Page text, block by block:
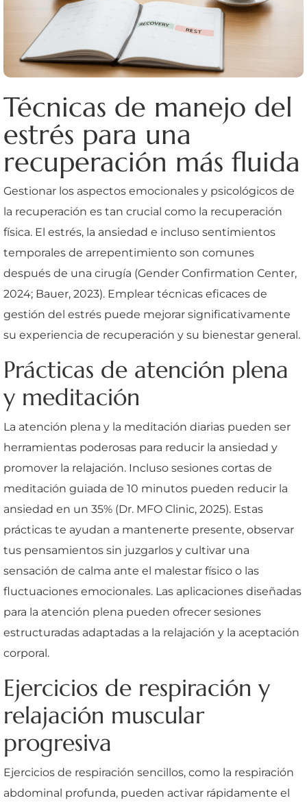
Técnicas de manejo del
estrés para una
recuperación más fluida
Gestionar los aspectos emocionales y psicológicos de
la recuperación es tan crucial como la recuperación
física. El estrés, la ansiedad e incluso sentimientos
temporales de arrepentimiento son comunes
después de una cirugía (Gender Confirmation Center,
2024; Bauer, 2023). Emplear técnicas eficaces de
gestión del estrés puede mejorar significativamente
su experiencia de recuperación y su bienestar general.
Prácticas de atención plena
y meditación
La atención plena y la meditación diarias pueden ser
herramientas poderosas para reducir la ansiedad y
promover la relajación. Incluso sesiones cortas de
meditación guiada de 10 minutos pueden reducir la
ansiedad en un 35% (Dr. MFO Clinic, 2025). Estas
prácticas te ayudan a mantenerte presente, observar
tus pensamientos sin juzgarlos y cultivar una
sensación de calma ante el malestar físico o las
fluctuaciones emocionales. Las aplicaciones diseñadas
para la atención plena pueden ofrecer sesiones
estructuradas adaptadas a la relajación y la aceptación
corporal.
Ejercicios de respiración y
relajación muscular
progresiva
Ejercicios de respiración sencillos, como la respiración
abdominal profunda, pueden activar rápidamente el